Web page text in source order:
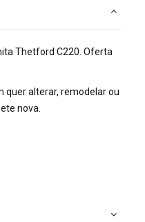
Thetford C220. Oferta
quer alterar, remodelar ou
nova.